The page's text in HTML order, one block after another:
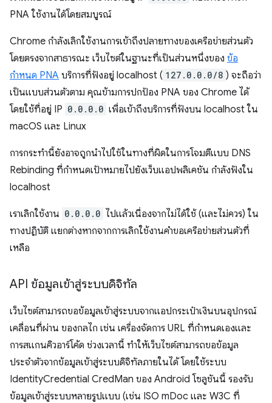
PNA ใช้งานได้โดยสมบูรณ์
Chrome กำลังเลิกใช้งานการเข้าถึงปลายทางของเครือข่ายส่วนตัว
โดยตรงจากสาธารณะ เว็บไซต์ในฐานะที่เป็นส่วนหนึ่งของ ข้อ
กำหนด PNA บริการที่ฟังอยู่ localhost ( 127.0.0.0/8 ) จะถือว่า
เป็นแบบส่วนตัวตาม คุณข้ามการปกป้อง PNA ของ Chrome ได้
โดยใช้ที่อยู่ IP 0.0.0.0 เพื่อเข้าถึงบริการที่ฟังบน localhost ใน
macOS และ Linux
การกระทำนี้ยังอาจถูกนำไปใช้ในทางที่ผิดในการโจมตีแบบ DNS
Rebinding ที่กำหนดเป้าหมายไปยังเว็บแอปพลิเคชัน กำลังฟังใน
localhost
เราเลิกใช้งาน 0.0.0.0 ไปแล้วเนื่องจากไม่ได้ใช้ (และไม่ควร) ใน
ทางปฏิบัติ แยกต่างหากจากการเลิกใช้งานคำขอเครือข่ายส่วนตัวที่
เหลือ
API ข้อมูลเข้าสู่ระบบดิจิทัล
เว็บไซต์สามารถขอข้อมูลเข้าสู่ระบบจากแอปกระเป๋าเงินบนอุปกรณ์
เคลื่อนที่ผ่าน ของกลไก เช่น เครื่องจัดการ URL ที่กำหนดเองและ
การสแกนคิวอาร์โค้ด ช่วงเวลานี้ ทำให้เว็บไซต์สามารถขอข้อมูล
ประจำตัวจากข้อมูลเข้าสู่ระบบดิจิทัลภายในได้ โดยใช้ระบบ
IdentityCredential CredMan ของ Android โซลูชันนี้ รองรับ
ข้อมูลเข้าสู่ระบบหลายรูปแบบ (เช่น ISO mDoc และ W3C ที่